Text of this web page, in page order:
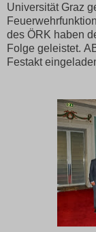
Universität Graz
des ÖRK haben
Folge geleistet.
Festakt